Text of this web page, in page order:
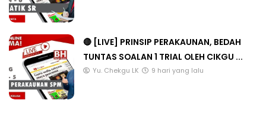
🔴 [LIVE] PRINSIP PERAKAUNAN, BEDAH
TUNTAS SOALAN 1 TRIAL OLEH CIKGU ...
Yu. Chekgu LK 9 hari yang lalu